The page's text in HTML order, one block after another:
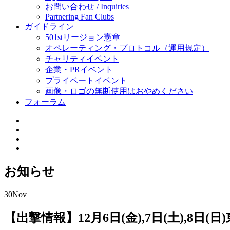
お問い合わせ / Inquiries
Partnering Fan Clubs
ガイドライン
501stリージョン憲章
オペレーティング・プロトコル（運用規定）
チャリティイベント
企業・PRイベント
プライベートイベント
画像・ロゴの無断使用はおやめください
フォーラム
お知らせ
30Nov
【出撃情報】12月6日(金),7日(土),8日(日